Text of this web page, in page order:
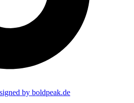
by boldpeak.de